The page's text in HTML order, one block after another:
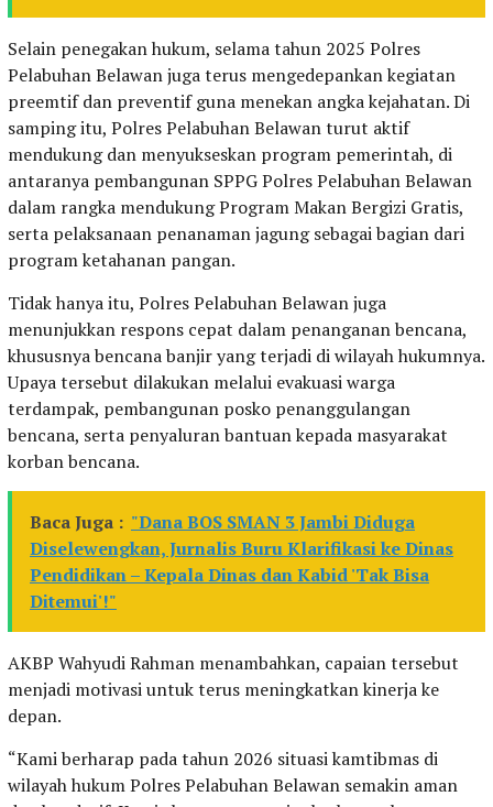
Selain penegakan hukum, selama tahun 2025 Polres
Pelabuhan Belawan juga terus mengedepankan kegiatan
preemtif dan preventif guna menekan angka kejahatan. Di
samping itu, Polres Pelabuhan Belawan turut aktif
mendukung dan menyukseskan program pemerintah, di
antaranya pembangunan SPPG Polres Pelabuhan Belawan
dalam rangka mendukung Program Makan Bergizi Gratis,
serta pelaksanaan penanaman jagung sebagai bagian dari
program ketahanan pangan.
Tidak hanya itu, Polres Pelabuhan Belawan juga
menunjukkan respons cepat dalam penanganan bencana,
khususnya bencana banjir yang terjadi di wilayah hukumnya.
Upaya tersebut dilakukan melalui evakuasi warga
terdampak, pembangunan posko penanggulangan
bencana, serta penyaluran bantuan kepada masyarakat
korban bencana.
Baca Juga : "Dana BOS SMAN 3 Jambi Diduga
Diselewengkan, Jurnalis Buru Klarifikasi ke Dinas
Pendidikan – Kepala Dinas dan Kabid 'Tak Bisa
Ditemui'!"
AKBP Wahyudi Rahman menambahkan, capaian tersebut
menjadi motivasi untuk terus meningkatkan kinerja ke
depan.
“Kami berharap pada tahun 2026 situasi kamtibmas di
wilayah hukum Polres Pelabuhan Belawan semakin aman